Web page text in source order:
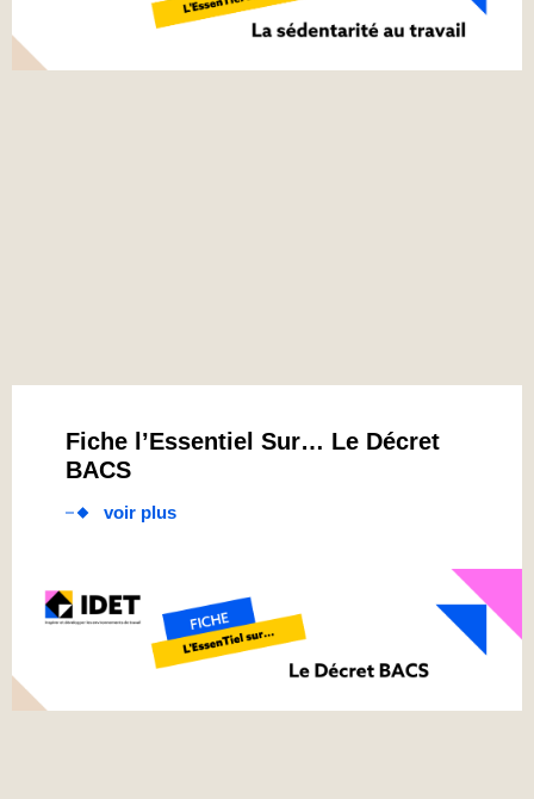
Fiche l’Essentiel Sur… Le Décret
BACS
voir plus